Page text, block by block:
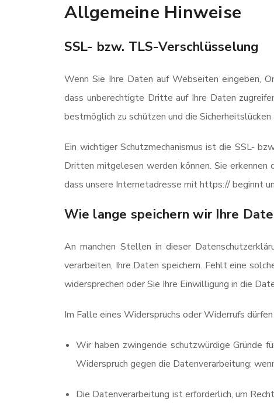
Allgemeine Hinweise
SSL- bzw. TLS-Verschlüsselung
Wenn Sie Ihre Daten auf Webseiten eingeben,
dass unberechtigte Dritte auf Ihre Daten
bestmöglich zu schützen und die
Ein wichtiger Schutzmechanismus ist die SSL-
Dritten mitgelesen werden können. Sie erkennen
dass unsere Internetadresse mit https:// beginnt
Wie lange speichern wir Ihre
An manchen Stellen in dieser
verarbeiten, Ihre Daten speichern. Fehlt eine
widersprechen oder Sie Ihre Einwilligung in die
Im Falle eines Widerspruchs oder Widerrufs
Wir haben zwingende schutzwürdige Gründe
Widerspruch gegen die Datenverarbeitung;
Die Datenverarbeitung ist erforderlich, um